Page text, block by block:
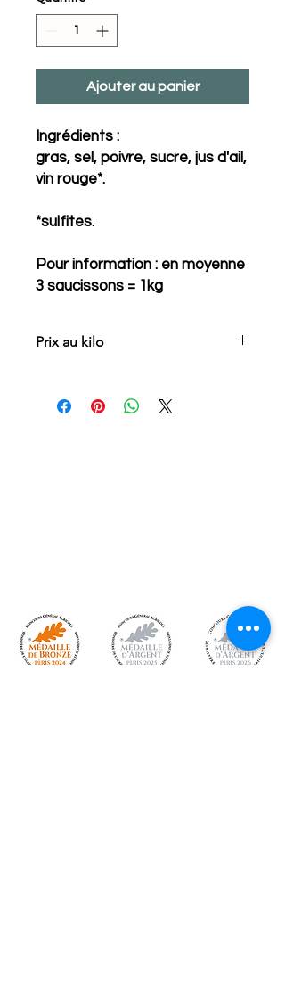
Ajouter au panier
Ingrédients :
gras, sel, poivre, sucre, jus d'ail,
vin rouge*.
*sulfites.
Pour information : en moyenne
3 saucissons = 1kg
Prix au kilo